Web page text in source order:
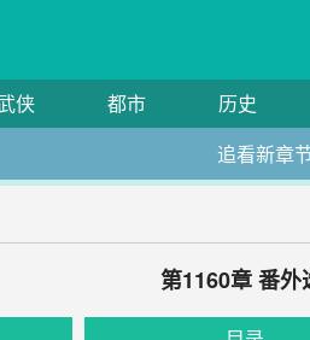
侠 都市 历史
追看新章
第1160章 番外